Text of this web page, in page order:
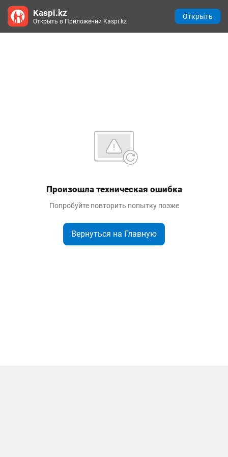
Произошла техническая ошибка
Попробуйте повторить попытку позже
Вернуться на Главную
Kaspi.kz
Открыть в Приложении Kaspi.kz
Открыть